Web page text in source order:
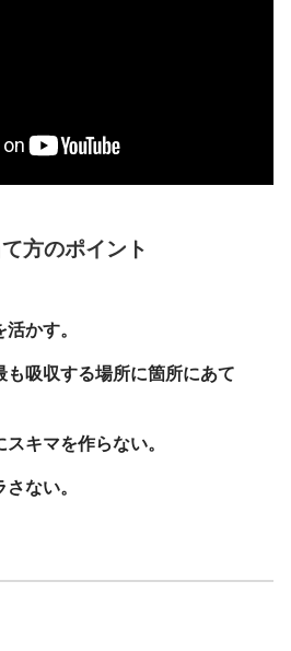
方のポイント
かす。
も吸収する場所に箇所にあて
キマを作らない。
ない。